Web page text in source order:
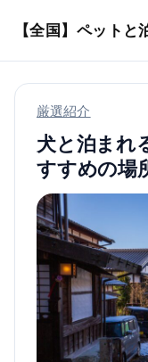
厳選紹介
犬と泊まれ
すすめの場